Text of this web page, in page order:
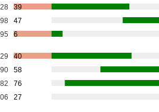
39
47
6
40
58
76
27